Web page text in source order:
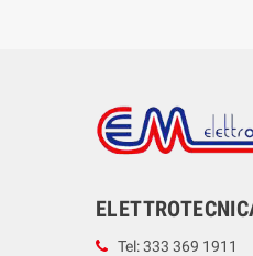
Tel: 333 369 1911